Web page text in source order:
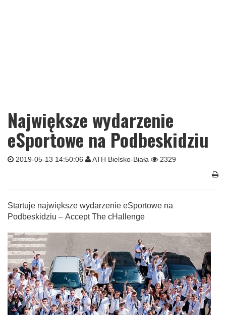
Największe wydarzenie
eSportowe na Podbeskidziu
2019-05-13 14:50:06 ATH Bielsko-Biała 2329
Startuje największe wydarzenie eSportowe na
Podbeskidziu – Accept The cHallenge